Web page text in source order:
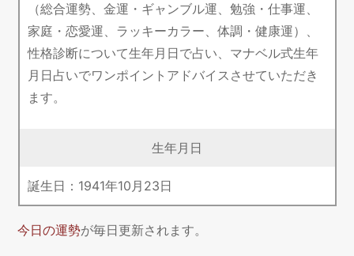
（総合運勢、金運・ギャンブル運、勉強・仕事運、
家庭・恋愛運、ラッキーカラー、体調・健康運）、
性格診断について生年月日で占い、マナベル式生年
月日占いでワンポイントアドバイスさせていただき
ます。
生年月日
誕生日： 1941年10 月 23日
今日の運勢が毎日更新されます。